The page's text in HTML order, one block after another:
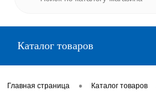
Каталог товаров
Главная страница • Каталог товаров